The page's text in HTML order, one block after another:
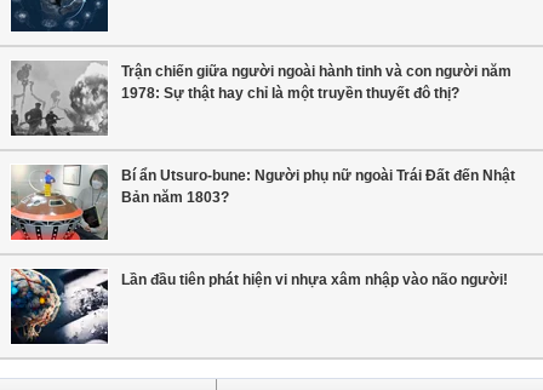
Trận chiến giữa người ngoài hành tinh và con người năm
1978: Sự thật hay chỉ là một truyền thuyết đô thị?
Bí ẩn Utsuro-bune: Người phụ nữ ngoài Trái Đất đến Nhật
Bản năm 1803?
Lần đầu tiên phát hiện vi nhựa xâm nhập vào não người!